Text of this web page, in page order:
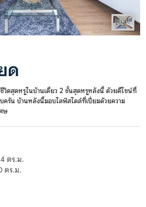
ด
วิตสุดหรูในบ้านเดี่ยว 2 ชั้นสุดหรูหลังนี้ ด้วยดีไซน์ที่
รัน บ้านหลังนี้มอบไลฟ์สไตล์ที่เปี่ยมด้วยความ
ษ
ตร.ม.
ตร.ม.